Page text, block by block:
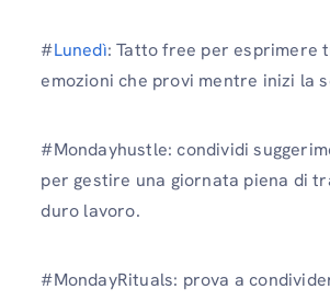
#Lunedì: Tatto free per esprimere
emozioni che provi mentre inizi la
#Mondayhustle: condividi
per gestire una giornata piena di
duro lavoro.
#MondayRituals: prova a